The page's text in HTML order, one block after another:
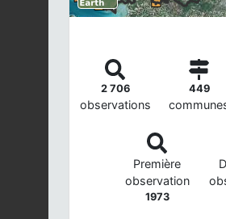
2 706
observations
449
Première
observation
1973